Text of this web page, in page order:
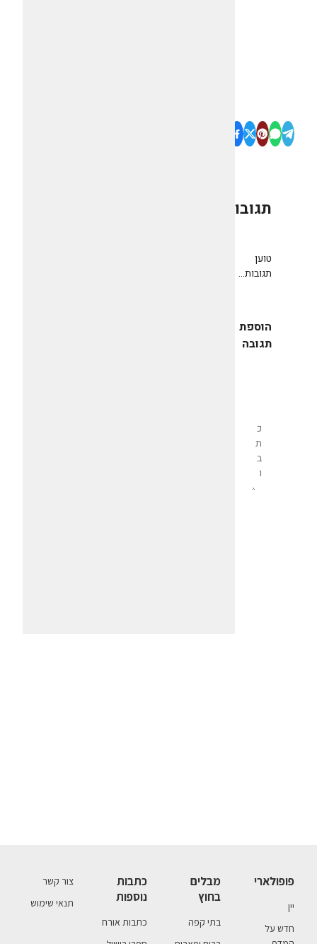
תגובות
טוען
תגובות...
הוספת
תגובה
פופולארי
יין
חדש על
מבלים
בחוץ
בתי קפה
כתבות
נוספות
כתבות אורח
צור קשר
תנאי שימוש